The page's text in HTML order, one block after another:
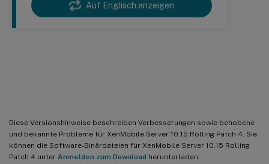
Auf Englisch anzeigen
Diese Versionshinweise beschreiben Verbesserungen sowie behobene
und bekannte Probleme für XenMobile Server 10.15 Rolling Patch 4. Sie
können die Software-Binärdateien für XenMobile Server 10.15 Rolling
Patch 4 unter Anmelden zum Download herunterladen.